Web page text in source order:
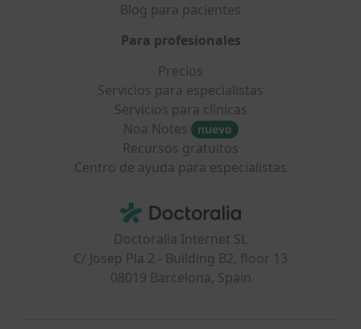
Blog para pacientes
Para profesionales
Precios
Servicios para especialistas
Servicios para clínicas
Noa Notes
nuevo
Recursos gratuitos
Centro de ayuda para especialistas
Doctoralia - Página de inicio
Doctoralia Internet SL
C/ Josep Pla 2 - Building B2, floor 13
08019 Barcelona, Spain